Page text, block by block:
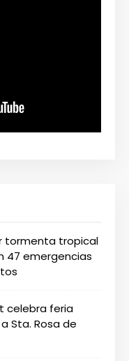
tormenta tropical
47 emergencias
celebra feria
Sta. Rosa de